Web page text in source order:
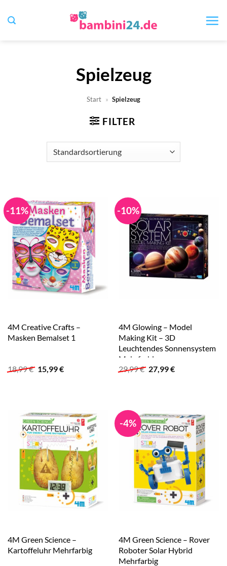
Inhalt
Spielzeug
Start » Spielzeug
FILTER
-11%
4M Creative Crafts –
Masken Bemalset 1
18,99€ Ursprünglicher
15,99€Aktueller
-10%
4M Glowing – Model
Making Kit – 3D
Leuchtendes Sonnensystem
Mehrfarbig
29,99€ Ursprünglicher
27,99€Aktueller
4M Green Science –
Kartoffeluhr Mehrfarbig
-4%
4M Green Science – Rover
Roboter Solar Hybrid
Mehrfarbig